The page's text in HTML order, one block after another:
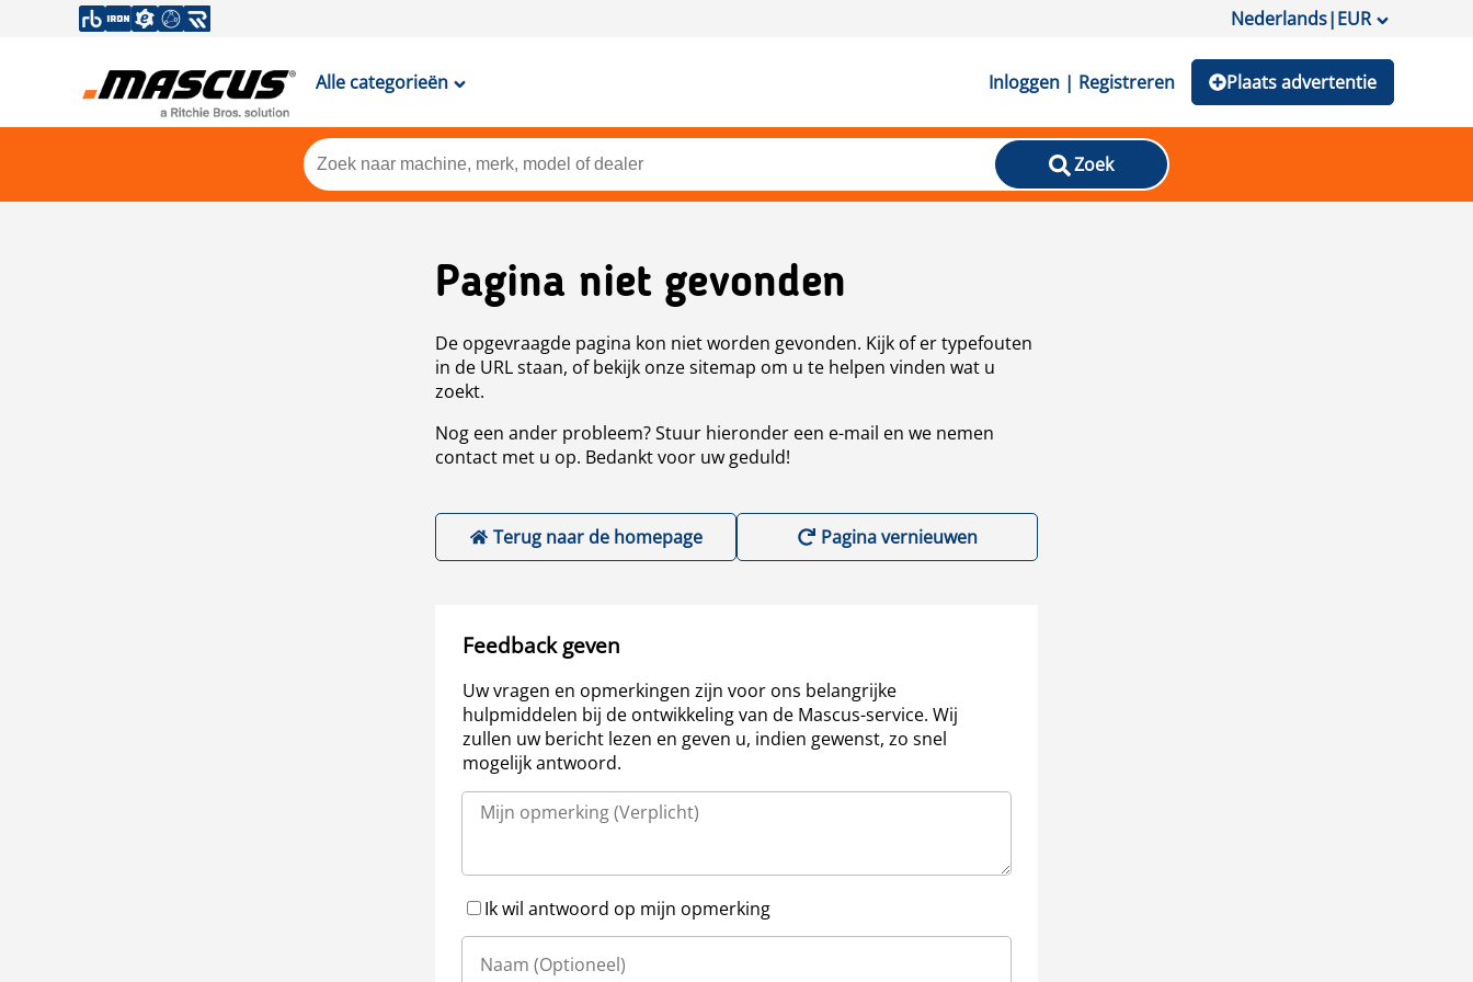
Nederlands|EUR
Alle categorieën Inloggen | Registreren Plaats advertentie
Zoek
Pagina niet gevonden
De opgevraagde pagina kon niet worden gevonden. Kijk of er typefouten
in de URL staan, of bekijk onze sitemap om u te helpen vinden wat u
zoekt.
Nog een ander probleem? Stuur hieronder een e-mail en we nemen
contact met u op. Bedankt voor uw geduld!
Terug naar de homepage Pagina vernieuwen
Feedback geven
Uw vragen en opmerkingen zijn voor ons belangrijke
hulpmiddelen bij de ontwikkeling van de Mascus-service. Wij
zullen uw bericht lezen en geven u, indien gewenst, zo snel
mogelijk antwoord.
Ik wil antwoord op mijn opmerking